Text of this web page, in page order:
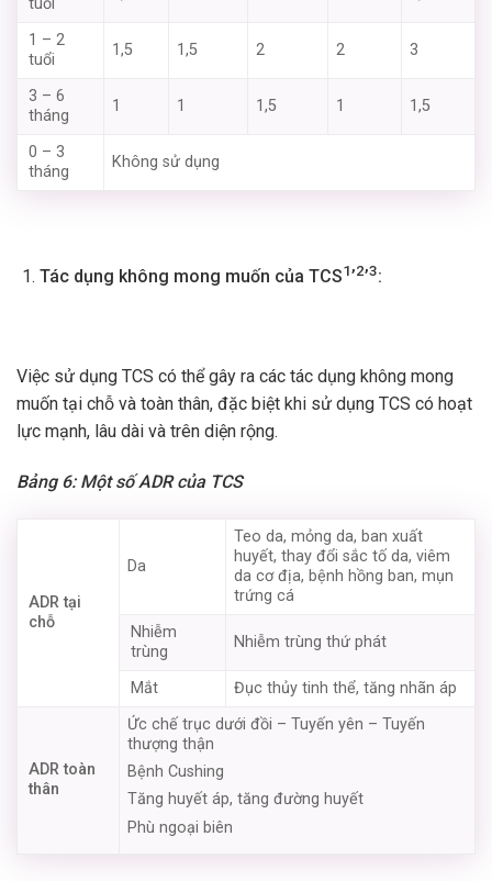
1 – 2
tuổi
1,5 1,5 2 2 3
3 – 6
tháng
1 1 1,5 1 1,5
0 – 3
tháng
Không sử dụng
Tác dụng không mong muốn của TCS1’2’3:
Việc sử dụng TCS có thể gây ra các tác dụng không mong
muốn tại chỗ và toàn thân, đặc biệt khi sử dụng TCS có hoạt
lực mạnh, lâu dài và trên diện rộng.
Bảng 6: Một số ADR của TCS
ADR tại
chỗ
Da
Teo da, mỏng da, ban xuất
huyết, thay đổi sắc tố da, viêm
da cơ địa, bệnh hồng ban, mụn
trứng cá
Nhiễm
trùng
Nhiễm trùng thứ phát
Mắt Đục thủy tinh thể, tăng nhãn áp
ADR toàn
thân
Ức chế trục dưới đồi – Tuyến yên – Tuyến
thượng thận
Bệnh Cushing
Tăng huyết áp, tăng đường huyết
Phù ngoại biên